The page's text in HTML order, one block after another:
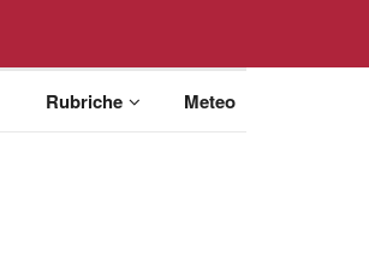
Rubriche Meteo